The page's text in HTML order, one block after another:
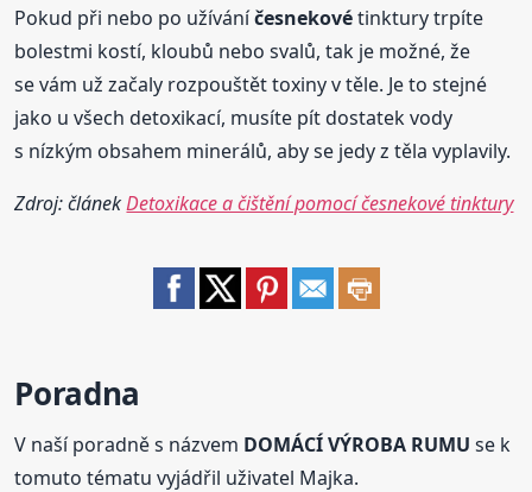
Pokud při nebo po užíváníčesnekovétinktury trpíte
bolestmi kostí, kloubů nebo svalů, tak je možné, že
se vám už začaly rozpouštět toxiny v těle. Je to stejné
jako u všech detoxikací, musíte pít dostatek vody
s nízkým obsahem minerálů, aby se jedy z těla vyplavily.
Zdroj: článekDetoxikace a čištění pomocí česnekové tinktury
Poradna
V naší poradně s názvem DOMÁCÍ VÝROBA RUMU se k
tomuto tématu vyjádřil uživatel Majka.